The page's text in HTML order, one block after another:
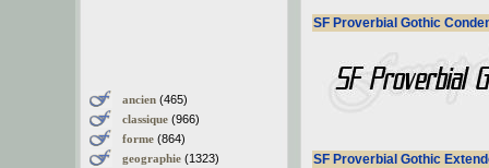
ancien(465)
classique(966)
forme(864)
geographie(1323)
SF Proverbial Gothic
SF Proverbial Gothic